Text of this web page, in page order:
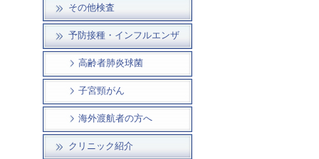
その他検査
予防接種・インフルエンザ
高齢者肺炎球菌
子宮頸がん
海外渡航者の方へ
クリニック紹介